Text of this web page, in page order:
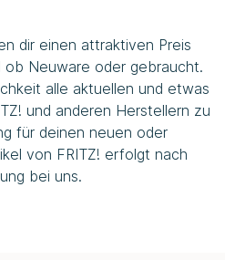
dir einen attraktiven Preis
ob Neuware oder gebraucht.
alle aktuellen und etwas
und anderen Herstellern zu
für deinen neuen oder
von FRITZ! erfolgt nach
bei uns.